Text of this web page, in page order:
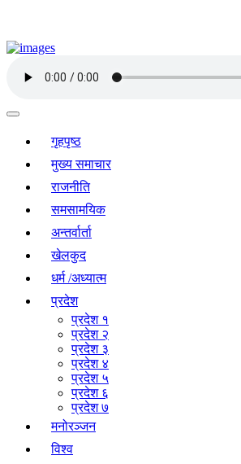
गृहपृष्ठ
मुख्य समाचार
राजनीति
समसामयिक
अन्तर्वार्ता
खेलकुद
धर्म /अध्यात्म
प्रदेश
प्रदेश १
प्रदेश २
प्रदेश ३
प्रदेश ४
प्रदेश ५
प्रदेश ६
प्रदेश ७
मनोरञ्जन
विश्व